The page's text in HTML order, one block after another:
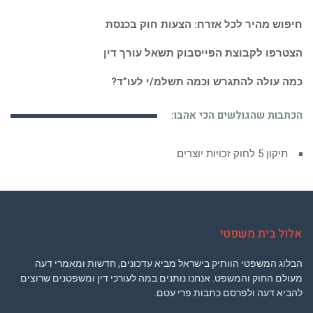
חיפוש מהיר לכל אזרח: הצעות חוק בכנסת
הצטרפו לקבוצת הפייסבוק תשאל עורך דין
כמה עולה להתגרש וכמה תשלמ/י לעו”ד?
הכתבות שהגולשים הכי אהבו:
תיקון 5 לחוק זכויות יוצרים
אלול בית משפטי
הבלוג המשפטי הוותיק בישראל מביא עדכונים, חדשות ומאמרי דעה
מעולם החוק והמשפט. אנחנו נותנים במה לעורכי דין ומשפטנים שרוצים
להביא דעה ולפרסם כתבות פרי עטם.